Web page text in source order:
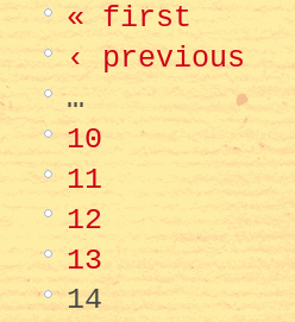
« first
‹ previous
…
10
11
12
13
14